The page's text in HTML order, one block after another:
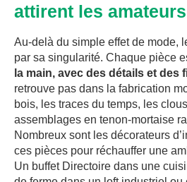
attirent les
Au-delà du simple effet de mode,
par sa singularité. Chaque pièce
la main, avec des détails et des
retrouve pas dans la fabrication
bois, les traces du temps, les
assemblages en tenon-mortaise
Nombreux sont les décorateurs
ces pièces pour réchauffer une
Un buffet Directoire dans une